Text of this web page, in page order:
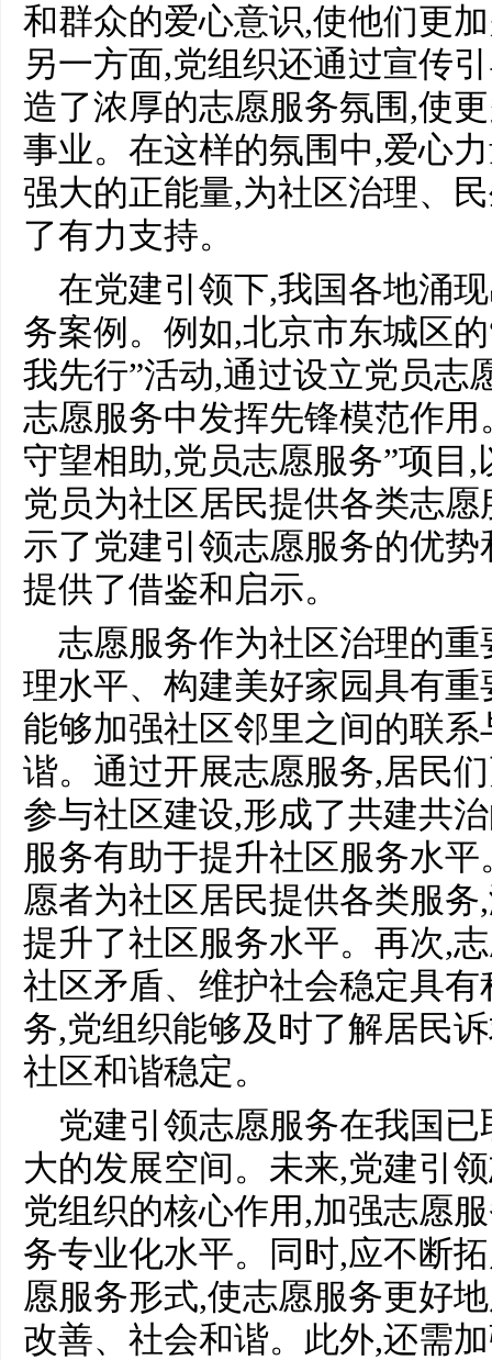
和群众的爱心意识,使他们更
另一方面,党组织还通过宣传
造了浓厚的志愿服务氛围,使
事业。在这样的氛围中,爱心
强大的正能量,为社区治理、
了有力支持。
在党建引领下,我国各地涌
务案例。例如,北京市东城区
我先行”活动,通过设立党员志
志愿服务中发挥先锋模范作
守望相助,党员志愿服务”项目
党员为社区居民提供各类志
示了党建引领志愿服务的优
提供了借鉴和启示。
志愿服务作为社区治理的
理水平、构建美好家园具有
能够加强社区邻里之间的联
谐。通过开展志愿服务,居民
参与社区建设,形成了共建共
服务有助于提升社区服务水
愿者为社区居民提供各类服
提升了社区服务水平。再次,
社区矛盾、维护社会稳定具
务,党组织能够及时了解居民
社区和谐稳定。
党建引领志愿服务在我国
大的发展空间。未来,党建引
党组织的核心作用,加强志愿
务专业化水平。同时,应不断
愿服务形式,使志愿服务更好
改善、社会和谐。此外,还需